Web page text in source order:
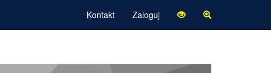
Kontakt Zaloguj